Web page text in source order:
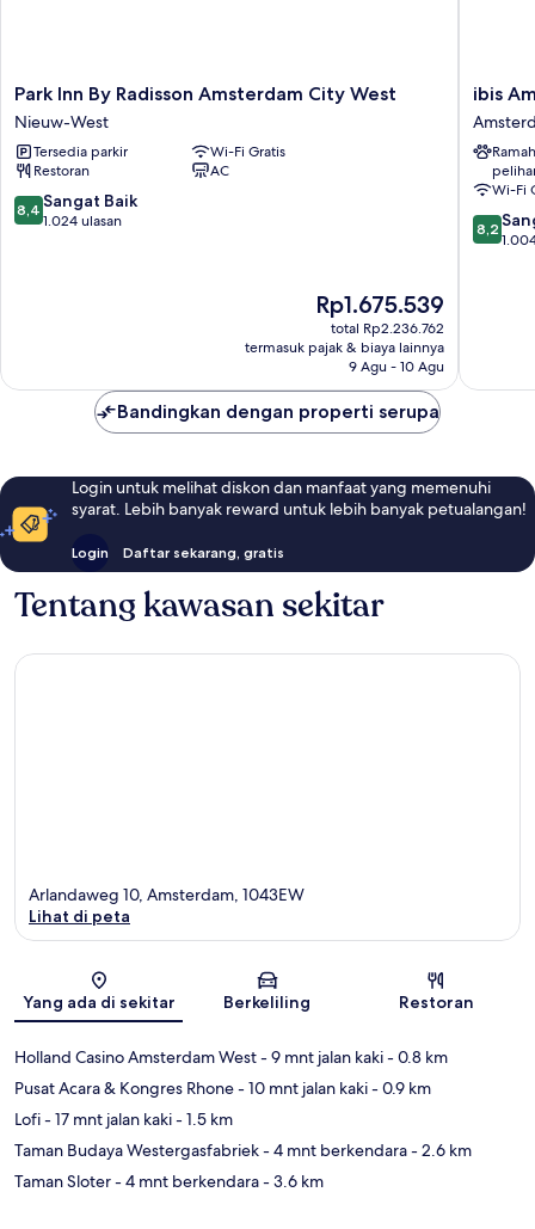
Park
Inn
By
Radisson
Amsterdam
City
West
Park Inn By Radisson Amsterdam City West
Nieuw-West
Tersedia parkir
Wi-Fi Gratis
Restoran
AC
8.4
dari
8,4 Sangat Baik
1.024 ulasan
Harga
sekarang
Rp1.675.539
Rp1.675.539
total Rp2.236.762
termasuk pajak & biaya lainnya
9 Agu - 10 Agu
ibis
City
West
Barat
ibis
Wi-Fi
8.2
dari
8,2
Bandingkan dengan properti serupa
Login untuk melihat diskon dan manfaat yang memenuhi
syarat. Lebih banyak reward untuk lebih banyak petualangan!
Login Daftar sekarang, gratis
Tentang kawasan sekitar
Peta
Arlandaweg 10, Amsterdam, 1043EW
Lihat di peta
Yang ada di sekitar Berkeliling Restoran
Holland Casino Amsterdam West- 9 mnt jalan kaki- 0.8 km
Pusat Acara & Kongres Rhone- 10 mnt jalan kaki- 0.9 km
Lofi- 17 mnt jalan kaki- 1.5 km
Taman Budaya Westergasfabriek- 4 mnt berkendara- 2.6 km
Taman Sloter- 4 mnt berkendara- 3.6 km